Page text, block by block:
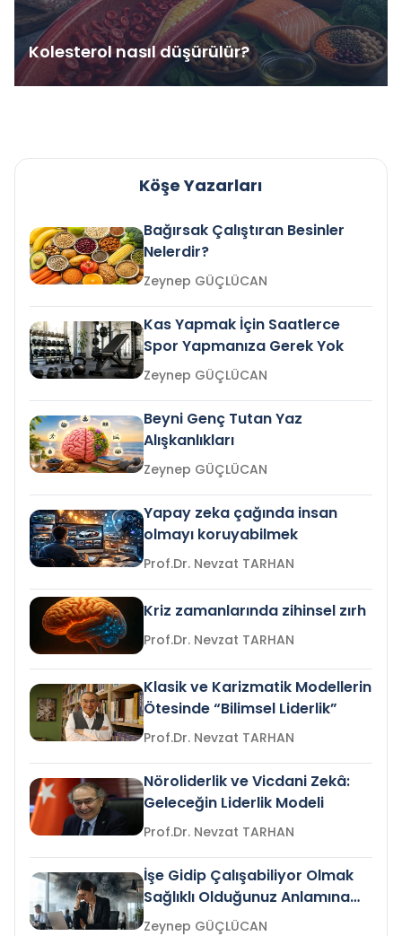
Kolesterol nasıl düşürülür?
Köşe Yazarları
Bağırsak Çalıştıran Besinler
Nelerdir?
Zeynep GÜÇLÜCAN
Kas Yapmak İçin Saatlerce
Spor Yapmanıza Gerek Yok
Zeynep GÜÇLÜCAN
Beyni Genç Tutan Yaz
Alışkanlıkları
Zeynep GÜÇLÜCAN
Yapay zeka çağında insan
olmayı koruyabilmek
Prof.Dr. Nevzat TARHAN
Kriz zamanlarında zihinsel zırh
Prof.Dr. Nevzat TARHAN
Klasik ve Karizmatik Modellerin
Ötesinde “Bilimsel Liderlik”
Prof.Dr. Nevzat TARHAN
Nöroliderlik ve Vicdani Zekâ:
Geleceğin Liderlik Modeli
Prof.Dr. Nevzat TARHAN
İşe Gidip Çalışabiliyor Olmak
Sağlıklı Olduğunuz Anlamına
Gelir mi?Zeynep GÜÇLÜCAN